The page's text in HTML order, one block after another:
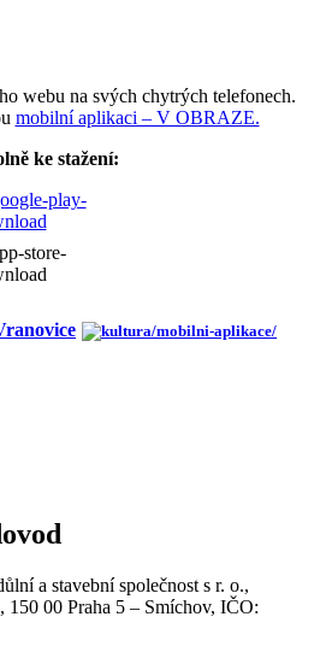
webu na svých chytrých telefonech.
mobilní aplikaci – V OBRAZE.
ke stažení:
a stavební společnost s r. o.,
150 00 Praha 5 – Smíchov, IČO: